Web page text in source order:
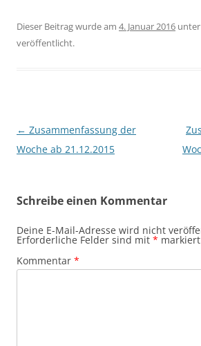
Dieser Beitrag wurde am 4. Januar 2016 unter
veröffentlicht.
Beitragsnavigation
← Zusammenfassung der
Woche ab 21.12.2015
Schreibe einen Kommentar
Deine E-Mail-Adresse wird nicht
Erforderliche Felder sind mit * markiert
Kommentar *